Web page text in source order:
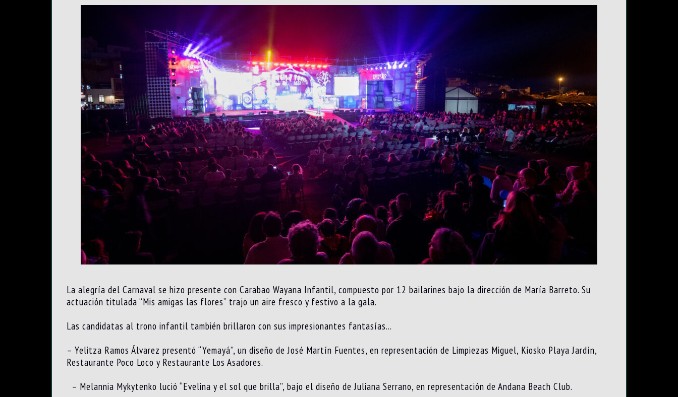
La alegría del Carnaval se hizo presente con Carabao Wayana Infantil, compuesto por 12 bailarines bajo la dirección de María Barreto. Su
actuación titulada “Mis amigas las flores” trajo un aire fresco y festivo a la gala.
Las candidatas al trono infantil también brillaron con sus impresionantes fantasías…
– Yelitza Ramos Álvarez presentó “Yemayá”, un diseño de José Martín Fuentes, en representación de Limpiezas Miguel, Kiosko Playa Jardín,
Restaurante Poco Loco y Restaurante Los Asadores.
– Melannia Mykytenko lució “Evelina y el sol que brilla”, bajo el diseño de Juliana Serrano, en representación de Andana Beach Club.